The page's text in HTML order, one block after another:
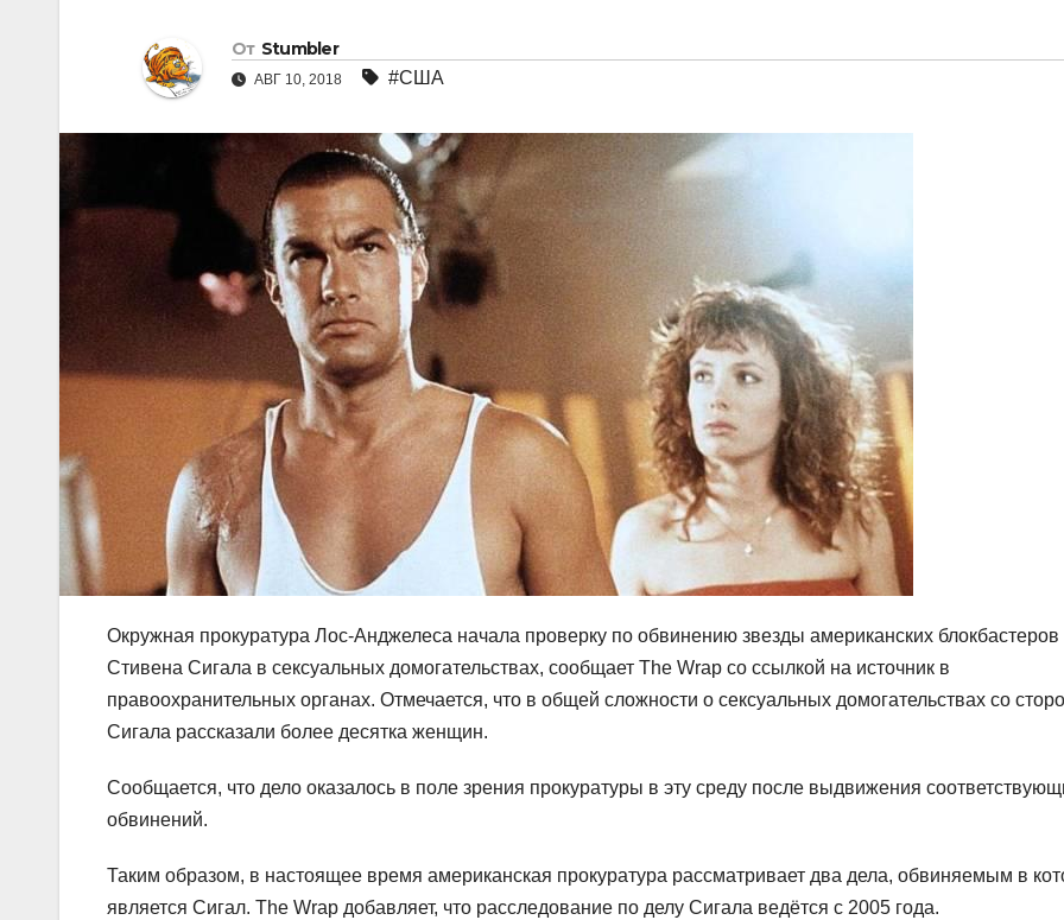
От Stumbler
АВГ 10, 2018 #США
Окружная прокуратура Лос-Анджелеса начала проверку по обвинению звезды американских блокбастеров
Стивена Сигала в сексуальных домогательствах, сообщает The Wrap со ссылкой на источник в
правоохранительных органах. Отмечается, что в общей сложности о сексуальных домогательствах со
Сигала рассказали более десятка женщин.
Сообщается, что дело оказалось в поле зрения прокуратуры в эту среду после выдвижения
обвинений.
Таким образом, в настоящее время американская прокуратура рассматривает два дела, обвиняемым в
является Сигал. The Wrap добавляет, что расследование по делу Сигала ведётся с 2005 года.